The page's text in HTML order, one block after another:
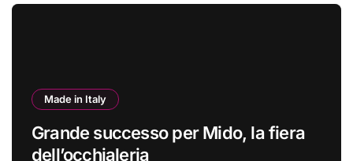
Made in Italy
Grande successo per Mido, la fiera
dell’occhialeria